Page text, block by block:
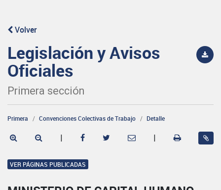
Volver
Legislación y Avisos
Oficiales
Primera sección
Primera Convenciones Colectivas de Trabajo Detalle
| |
VER PÁGINAS PUBLICADAS